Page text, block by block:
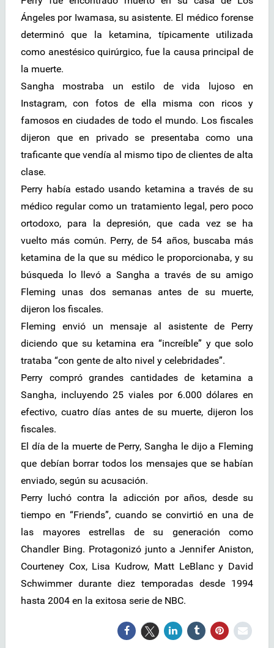
Ángeles por Iwamasa, su asistente. El médico forense
determinó que la ketamina, típicamente utilizada
como anestésico quirúrgico, fue la causa principal de
la muerte.
Sangha mostraba un estilo de vida lujoso en
Instagram, con fotos de ella misma con ricos y
famosos en ciudades de todo el mundo. Los fiscales
dijeron que en privado se presentaba como una
traficante que vendía al mismo tipo de clientes de alta
clase.
Perry había estado usando ketamina a través de su
médico regular como un tratamiento legal, pero poco
ortodoxo, para la depresión, que cada vez se ha
vuelto más común. Perry, de 54 años, buscaba más
ketamina de la que su médico le proporcionaba, y su
búsqueda lo llevó a Sangha a través de su amigo
Fleming unas dos semanas antes de su muerte,
dijeron los fiscales.
Fleming envió un mensaje al asistente de Perry
diciendo que su ketamina era “increíble” y que solo
trataba “con gente de alto nivel y celebridades”.
Perry compró grandes cantidades de ketamina a
Sangha, incluyendo 25 viales por 6.000 dólares en
efectivo, cuatro días antes de su muerte, dijeron los
fiscales.
El día de la muerte de Perry, Sangha le dijo a Fleming
que debían borrar todos los mensajes que se habían
enviado, según su acusación.
Perry luchó contra la adicción por años, desde su
tiempo en “Friends”, cuando se convirtió en una de
las mayores estrellas de su generación como
Chandler Bing. Protagonizó junto a Jennifer Aniston,
Courteney Cox, Lisa Kudrow, Matt LeBlanc y David
Schwimmer durante diez temporadas desde 1994
hasta 2004 en la exitosa serie de NBC.